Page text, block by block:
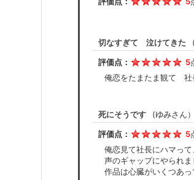
切なすぎて 泣けてきた (
評価点：
5
俺恋をたまたま観て 社
死にそうです (ゆみさん）
評価点：
5
俺恋見て社長にハマっ
声のギャップにやられま
作品は心臓がいくつあ